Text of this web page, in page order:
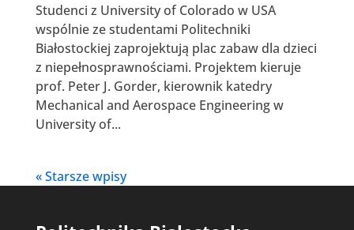
Studenci z University of Colorado w USA
wspólnie ze studentami Politechniki
Białostockiej zaprojektują plac zabaw dla dzieci
z niepełnosprawnościami. Projektem kieruje
prof. Peter J. Gorder, kierownik katedry
Mechanical and Aerospace Engineering w
University of...
« Starsze wpisy